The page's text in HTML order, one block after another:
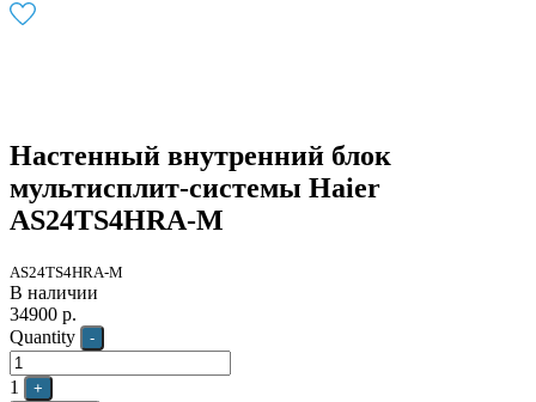
Настенный внутренний блок
мультисплит-системы Haier
AS24TS4HRA-M
AS24TS4HRA-M
В наличии
34900 р.
Quantity
-
1
+